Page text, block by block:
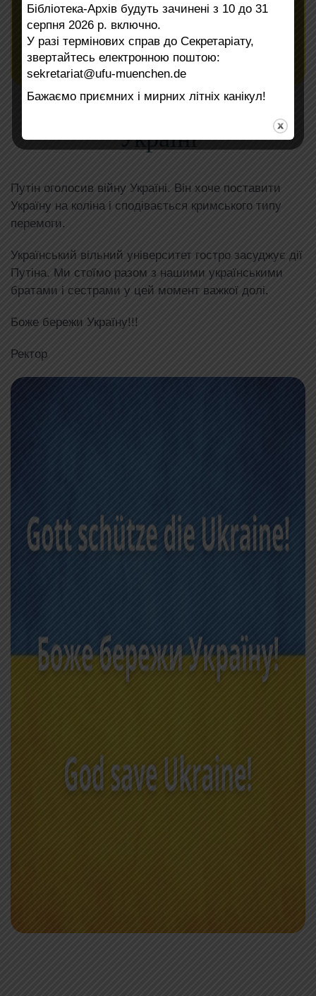
Україні
Путін оголосив війну Україні. Він хоче поставити
Україну на коліна і сподівається кримського типу
перемоги.
Український вільний університет гостро засуджує дії
Путіна. Ми стоїмо разом з нашими українськими
братами і сестрами у цей момент важкої долі.
Боже бережи Україну!!!
Ректор
Бібліотека-Архів будуть зачинені з 10 до 31
серпня 2026 р. включно.
У разі термінових справ до Секретаріату,
звертайтесь електронною поштою:
sekretariat@ufu-muenchen.de
Бажаємо приємних і мирних літніх канікул!